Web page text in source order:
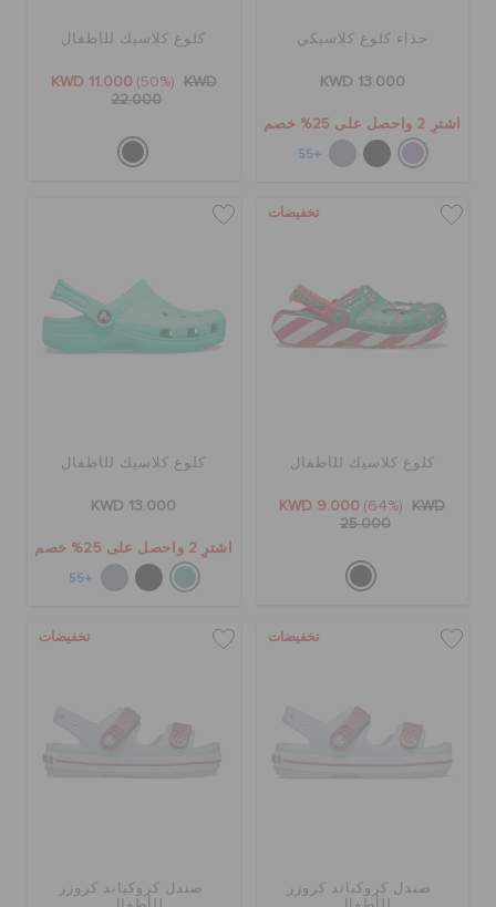
حذاء كلوغ كلاسيكي
KWD 13.000
اشترِ 2 واحصل على 25% خصم
+55
كلوغ كلاسيك للأطفال
KWD 11.000 (50%)
KWD
22.000
تخفيضات
كلوغ كلاسيك للأطفال
KWD 9.000 (64%)
KWD
25.000
كلوغ كلاسيك للأطفال
KWD 13.000
اشترِ 2 واحصل على 25% خصم
+55
تخفيضات
صندل كروكباند كروزر
تخفيضات
صندل كروكباند كروزر